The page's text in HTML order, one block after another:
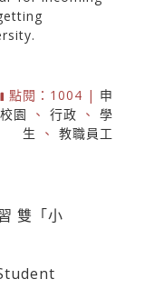
點閱：1004 | 申
園 、 行政 、 學
生
、 教職員工
雙「小